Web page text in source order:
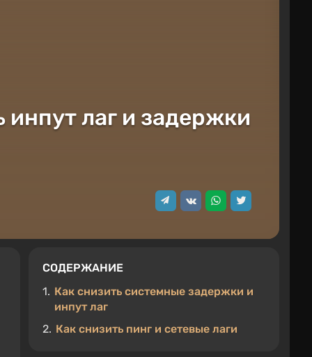
инпут лаг и задержки
СОДЕРЖАНИЕ
1. Как снизить системные задержки и
инпут лаг
2. Как снизить пинг и сетевые лаги